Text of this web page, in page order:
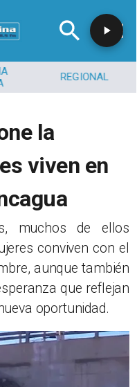
REGIONAL
la
viven en
muchos de ellos
conviven con el
aunque también
que reflejan
oportunidad.